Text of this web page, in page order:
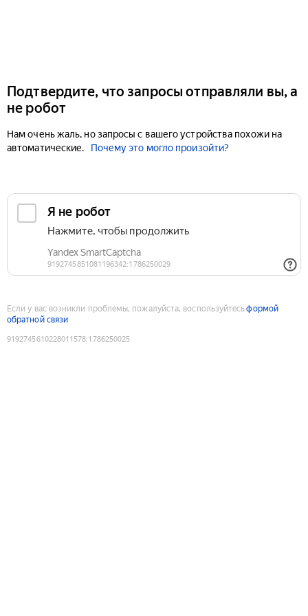
Подтвердите, что запросы отправляли вы, а
не робот
Нам очень жаль, но запросы с вашего устройства похожи на
автоматические.
Почему это могло произойти?
Если у вас возникли проблемы, пожалуйста, воспользуйтесьформой
обратной связи
9192745610228011578:1786250025